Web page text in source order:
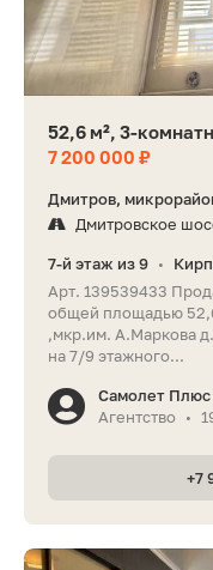
52,6 м², 3-
7 200 000 ₽
Дмитров,
Дмитровское
7-й этаж из 9 •
Арт. 139539433
общей площадью
,мкр.им. А.Маркова
на 7/9 этажного...
Самолет
Агентство
•
+7